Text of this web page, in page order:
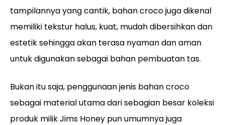
tampilannya yang cantik, bahan croco juga dikenal
memiliki tekstur halus, kuat, mudah dibersihkan dan
estetik sehingga akan terasa nyaman dan aman
untuk digunakan sebagai bahan pembuatan tas.
Bukan itu saja, penggunaan jenis bahan croco
sebagai material utama dari sebagian besar koleksi
produk milik Jims Honey pun umumnya juga